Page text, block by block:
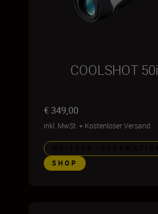
COOLSHOT 50i
€ 349,00
inkl. MwSt. + Kostenloser Versand
SHOP